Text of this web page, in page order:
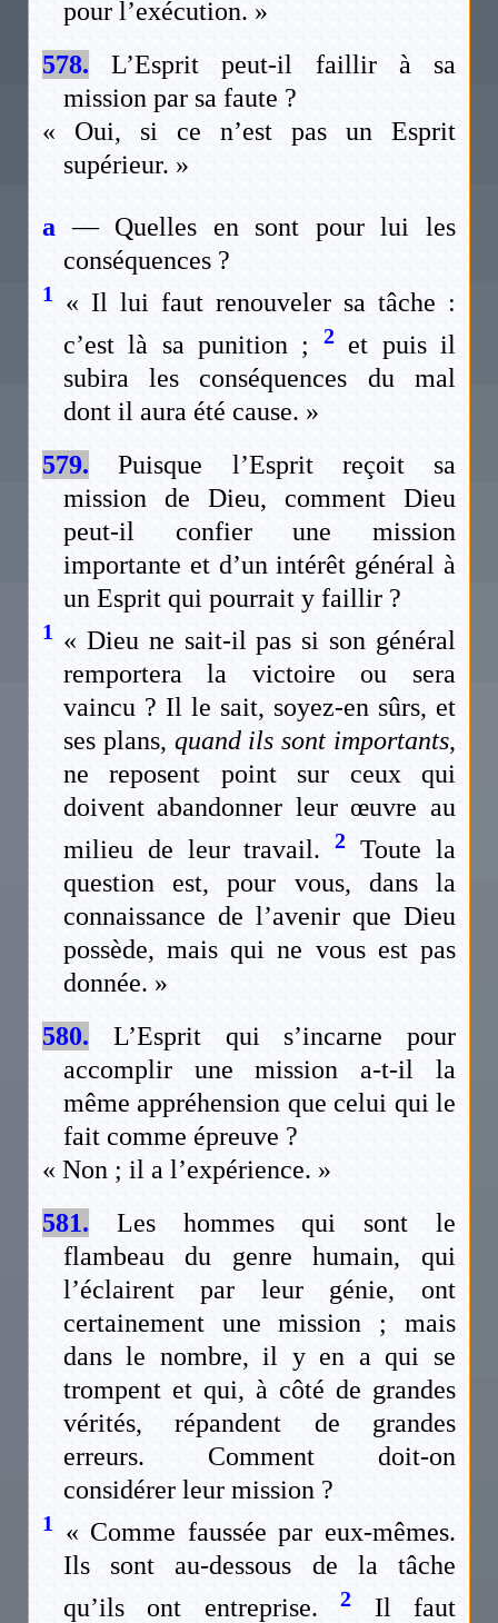
pour l’exécution. »
578. L’Esprit peut-il faillir à sa
mission par sa faute ?
« Oui, si ce n’est pas un Esprit
supérieur. »
a — Quelles en sont pour lui les
conséquences ?
1
« Il lui faut renouveler sa tâche :
c’est là sa punition ; 2et puis il
subira les conséquences du mal
dont il aura été cause. »
579. Puisque l’Esprit reçoit sa
mission de Dieu, comment Dieu
peut-il confier une mission
importante et d’un intérêt général à
un Esprit qui pourrait y faillir ?
1 « Dieu ne sait-il pas si son général
remportera la victoire ou sera
vaincu ? Il le sait, soyez-en sûrs, et
ses plans, quand ils sont importants,
ne reposent point sur ceux qui
doivent abandonner leur œuvre au
milieu de leur travail.2 Toute la
question est, pour vous, dans la
connaissance de l’avenir que Dieu
possède, mais qui ne vous est pas
donnée. »
580. L’Esprit qui s’incarne pour
accomplir une mission a-t-il la
même appréhension que celui qui le
fait comme épreuve ?
« Non ; il a l’expérience. »
581. Les hommes qui sont le
flambeau du genre humain, qui
l’éclairent par leur génie, ont
certainement une mission ; mais
dans le nombre, il y en a qui se
trompent et qui, à côté de grandes
vérités, répandent de grandes
erreurs. Comment doit-on
considérer leur mission ?
1
« Comme faussée par eux-mêmes.
Ils sont au-dessous de la tâche
qu’ils ont entreprise.2 Il faut